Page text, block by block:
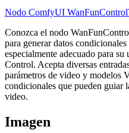
Nodo ComfyUI
Conozca el nodo
para generar datos
especialmente adecuado para
Control. Acepta diversas
parámetros de video y modelos
condicionales que pueden guiar
video.
Imagen